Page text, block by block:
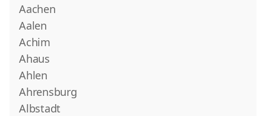
Aachen
Aalen
Achim
Ahaus
Ahlen
Ahrensburg
Albstadt